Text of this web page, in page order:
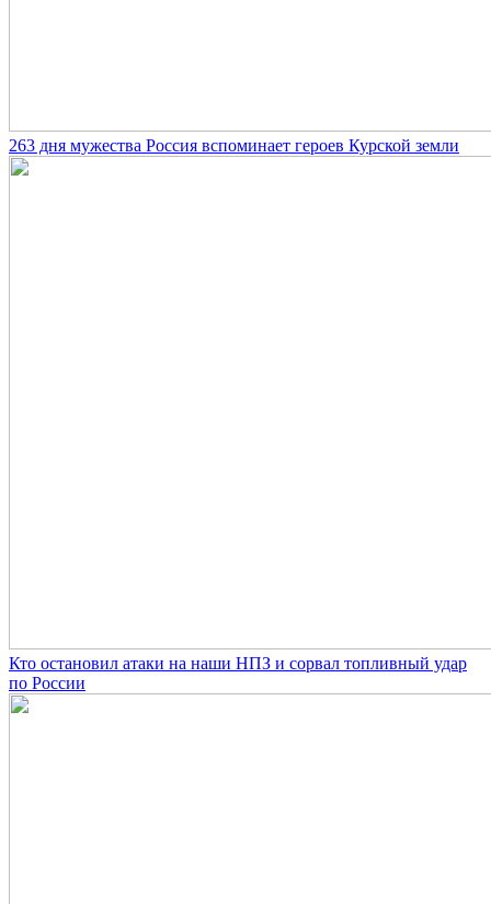
263 дня мужества Россия вспоминает героев Курской земли
Кто остановил атаки на наши НПЗ и сорвал топливный удар
по России